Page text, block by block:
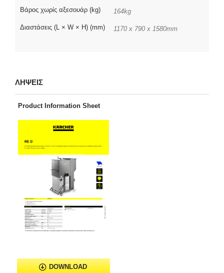
Βάρος χωρίς αξεσουάρ (kg) 164kg
Διαστάσεις (L × W × H) (mm) 1170 x 790 x 1580mm
ΛΗΨΕΙΣ
Product Information Sheet
DOWNLOAD